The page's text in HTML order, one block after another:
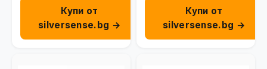
Купи от
silversense.bg →
Купи от
silversense.bg →